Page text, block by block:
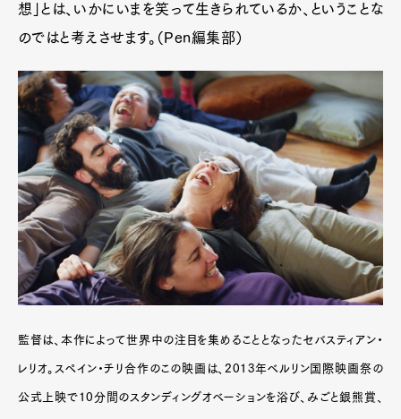
想」とは、いかにいまを笑って生きられているか、ということな
のではと考えさせます。（Pen編集部）
監督は、本作によって世界中の注目を集めることとなったセバスティアン・
レリオ。スペイン・チリ合作のこの映画は、2013年ベルリン国際映画祭の
公式上映で10分間のスタンディングオベーションを浴び、みごと銀熊賞、